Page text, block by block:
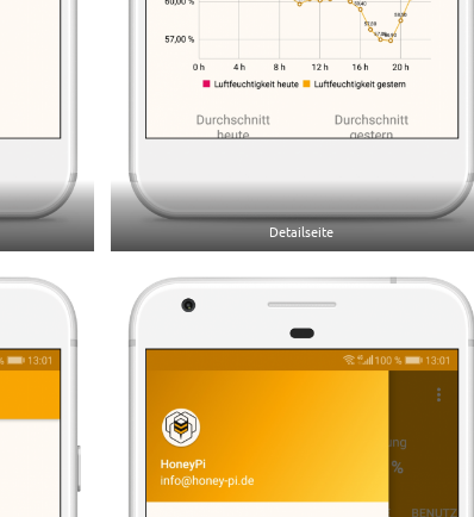
Detailseite